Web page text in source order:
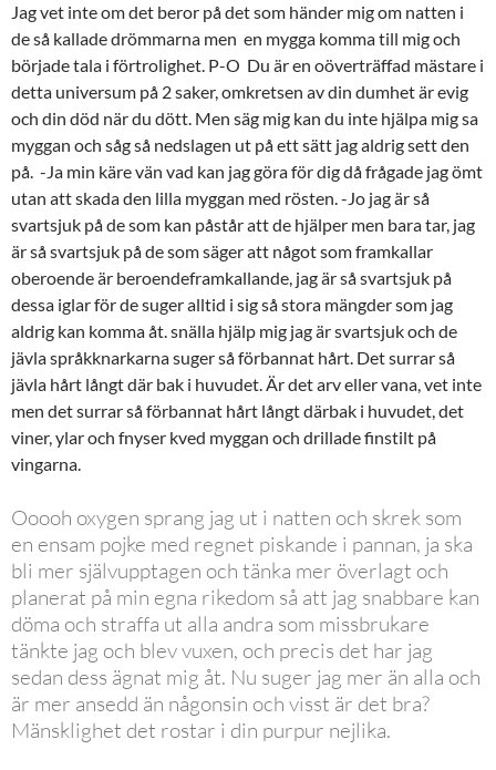
Jag vet inte om det beror på det som händer mig om natten i
de så kallade drömmarna men en mygga komma till mig och
började tala i förtrolighet. P-O Du är en oöverträffad mästare i
detta universum på 2 saker, omkretsen av din dumhet är evig
och din död när du dött. Men säg mig kan du inte hjälpa mig sa
myggan och såg så nedslagen ut på ett sätt jag aldrig sett den
på. -Ja min käre vän vad kan jag göra för dig då frågade jag ömt
utan att skada den lilla myggan med rösten. -Jo jag är så
svartsjuk på de som kan påstår att de hjälper men bara tar, jag
är så svartsjuk på de som säger att något som framkallar
oberoende är beroendeframkallande, jag är så svartsjuk på
dessa iglar för de suger alltid i sig så stora mängder som jag
aldrig kan komma åt. snälla hjälp mig jag är svartsjuk och de
jävla språkknarkarna suger så förbannat hårt. Det surrar så
jävla hårt långt där bak i huvudet. Är det arv eller vana, vet inte
men det surrar så förbannat hårt långt därbak i huvudet, det
viner, ylar och fnyser kved myggan och drillade finstilt på
vingarna.
Ooooh oxygen sprang jag ut i natten och skrek som
en ensam pojke med regnet piskande i pannan, ja ska
bli mer självupptagen och tänka mer överlagt och
planerat på min egna rikedom så att jag snabbare kan
döma och straffa ut alla andra som missbrukare
tänkte jag och blev vuxen, och precis det har jag
sedan dess ägnat mig åt. Nu suger jag mer än alla och
är mer ansedd än någonsin och visst är det bra?
Mänsklighet det rostar i din purpur nejlika.